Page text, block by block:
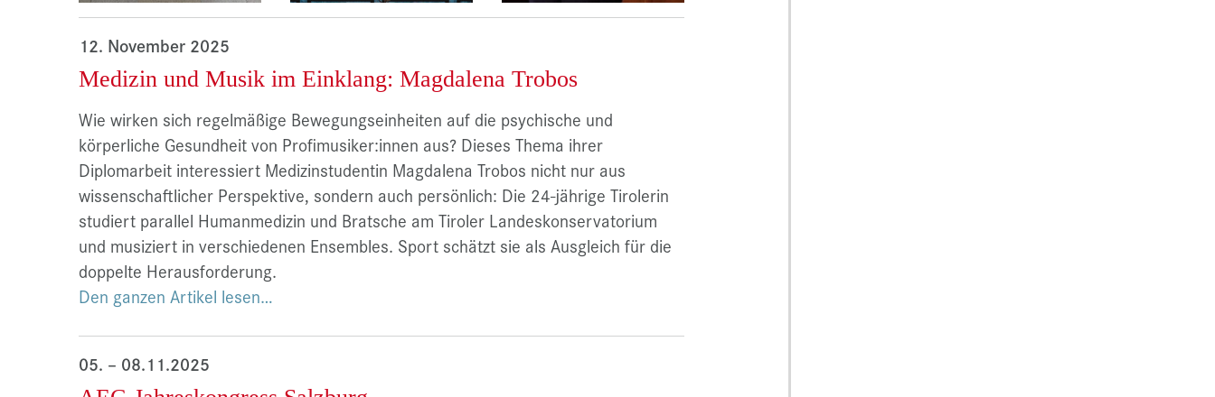
12. November 2025
Medizin und Musik im Einklang: Magdalena Trobos
Wie wirken sich regelmäßige Bewegungseinheiten auf die psychische und
körperliche Gesundheit von Profimusiker:innen aus? Dieses Thema ihrer
Diplomarbeit interessiert Medizinstudentin Magdalena Trobos nicht nur aus
wissenschaftlicher Perspektive, sondern auch persönlich: Die 24-jährige Tirolerin
studiert parallel Humanmedizin und Bratsche am Tiroler Landeskonservatorium
und musiziert in verschiedenen Ensembles. Sport schätzt sie als Ausgleich für die
doppelte Herausforderung.
Den ganzen Artikel lesen…
05. – 08.11.2025